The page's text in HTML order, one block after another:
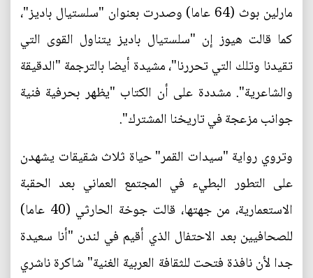
مارلين بوث (64 عاما) وصدرت بعنوان "سلستيال باديز"،
كما قالت هيوز إن "سلستيال باديز يتناول القوى التي
تقيدنا وتلك التي تحررنا"، مشيدة أيضا بالترجمة "الدقيقة
والشاعرية". مشددة على أن الكتاب "يظهر بحرفية فنية
جوانب مزعجة في تاريخنا المشترك".
وتروي رواية "سيدات القمر" حياة ثلاث شقيقات يشهدن
على التطور البطيء في المجتمع العماني بعد الحقبة
الاستعمارية، من جهتها، قالت جوخة الحارثي (40 عاما)
للصحافيين بعد الاحتفال الذي أقيم في لندن "أنا سعيدة
جدا لأن نافذة فتحت للثقافة العربية الغنية" شاكرة ناشري